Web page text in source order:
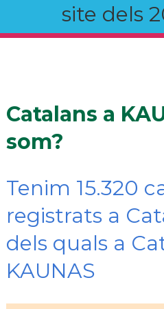
site dels
Catalans a
som?
Tenim 15.320
registrats a
dels quals a
KAUNAS